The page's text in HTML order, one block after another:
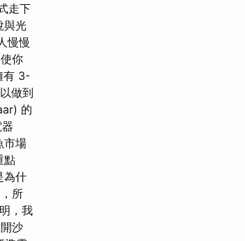
走下
與光
慢慢
你
有 3-
做到
的
市場
點
為什
所
，我
沙